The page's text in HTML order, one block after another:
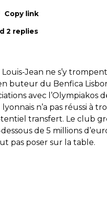
Copy link
2 replies
Jean ne s’y
buteur du Benfica
avec l’Olympiakos
n’a pas réussi à
transfert. Le club
de 5 millions
pas poser sur la table.